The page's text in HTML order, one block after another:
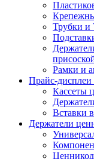
Трубки и
Рамки и
Прайс-дисплеи
Кассеты
Вставки
Держатели